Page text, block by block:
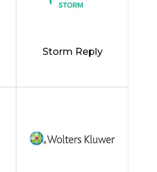
Storm Reply